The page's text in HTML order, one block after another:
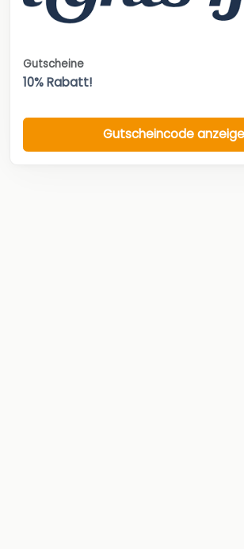
Gutscheine
10% Rabatt!
Gutscheincode